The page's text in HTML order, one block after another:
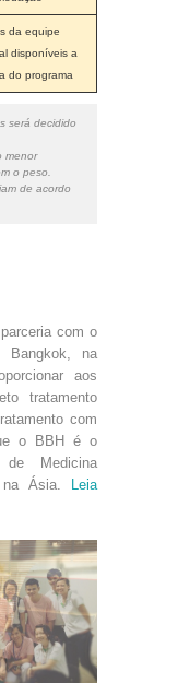
da equipe
disponíveis a
do programa
será decidido
menor
o peso.
de acordo
com o
Bangkok, na
aos
tratamento
com
o BBH é o
Medicina
na Ásia.
Leia